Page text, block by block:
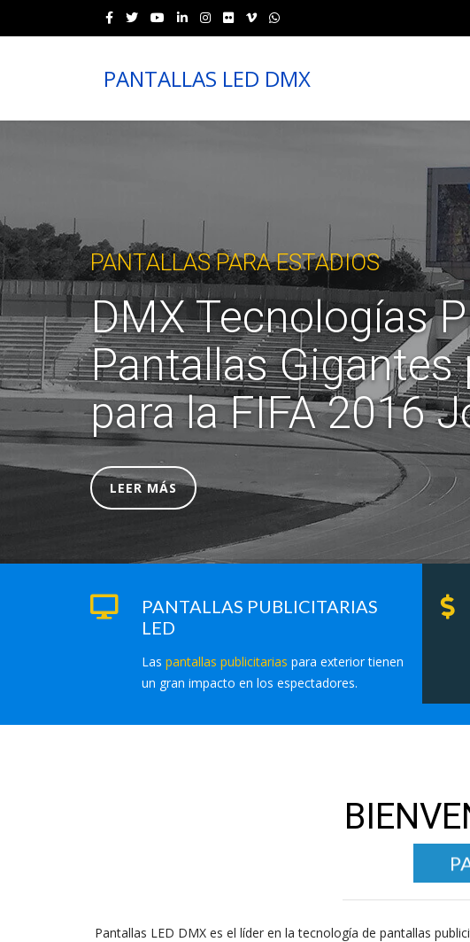
PANTALLAS LED DMX
PANTALLAS PARA ESTADIOS
DMX Tecnologías
Pantallas Gigantes
para la FIFA 2016
LEER MÁS
PANTALLAS PUBLICITARIAS
LED
Las pantallas publicitarias para exterior tienen
un gran impacto en los espectadores.
Pantallas LED DMX es el líder en la tecnología de pantallas